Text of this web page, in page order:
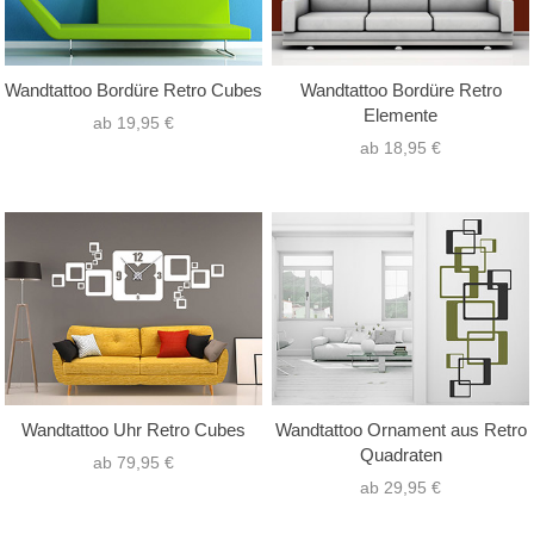
Wandtattoo Bordüre Retro Cubes
ab 19,95 €
Wandtattoo Bordüre Retro
Elemente
ab 18,95 €
Wandtattoo Uhr Retro Cubes
ab 79,95 €
Wandtattoo Ornament aus Retro
Quadraten
ab 29,95 €